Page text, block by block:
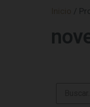
/